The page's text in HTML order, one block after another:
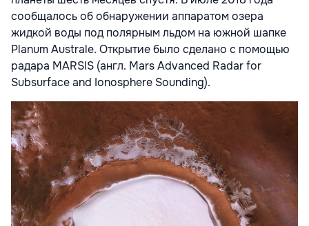
сообщалось об обнаружении аппаратом озера
жидкой воды под полярным льдом на южной шапке
Planum Australe. Открытие было сделано с помощью
радара MARSIS (англ. Mars Advanced Radar for
Subsurface and Ionosphere Sounding).